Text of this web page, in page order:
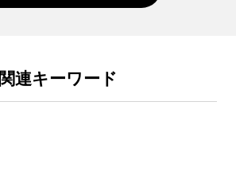
関連キーワード